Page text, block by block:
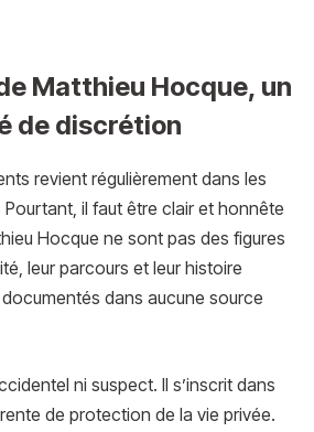
Matthieu Hocque, un
de discrétion
revient régulièrement dans les
il faut être clair et honnête
Hocque ne sont pas des figures
leur parcours et leur histoire
dans aucune source
ni suspect. Il s’inscrit dans
de protection de la vie privée.